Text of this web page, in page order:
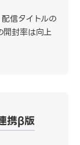
信タイトルの
封率は向上
携β版